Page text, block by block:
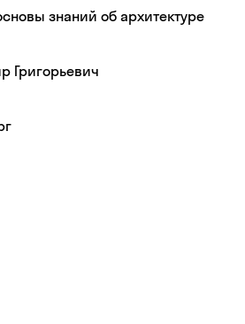
знаний об архитектуре
Григорьевич